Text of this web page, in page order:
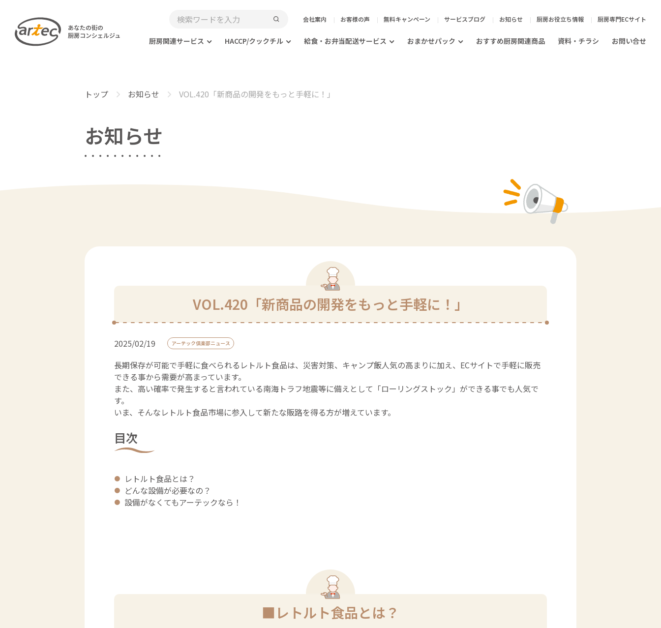
あなたの街の
厨房コンシェルジュ
会社案内 お客様の声 無料キャンペーン サービスブログ お知らせ 厨房お役立ち情報 厨房専門ECサイト
厨房関連サービス HACCP/クックチル 給食・お弁当配送サービス おまかせパック おすすめ厨房関連商品 資料・チラシ お問い合せ
トップ お知らせ VOL.420「新商品の開発をもっと手軽に！」
お知らせ
VOL.420「新商品の開発をもっと手軽に！」
2025/02/19 アーテック倶楽部ニュース
長期保存が可能で手軽に食べられるレトルト食品は、災害対策、キャンプ飯人気の高まりに加え、ECサイトで手軽に販売
できる事から需要が高まっています。
また、高い確率で発生すると言われている南海トラフ地震等に備えとして「ローリングストック」ができる事でも人気で
す。
いま、そんなレトルト食品市場に参入して新たな販路を得る方が増えています。
目次
レトルト食品とは？
どんな設備が必要なの？
設備がなくてもアーテックなら！
■レトルト食品とは？